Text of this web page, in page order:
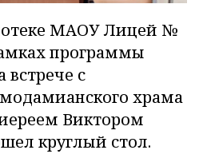
МАОУ Лицей №
программы
встрече с
храма
Виктором
круглый стол.